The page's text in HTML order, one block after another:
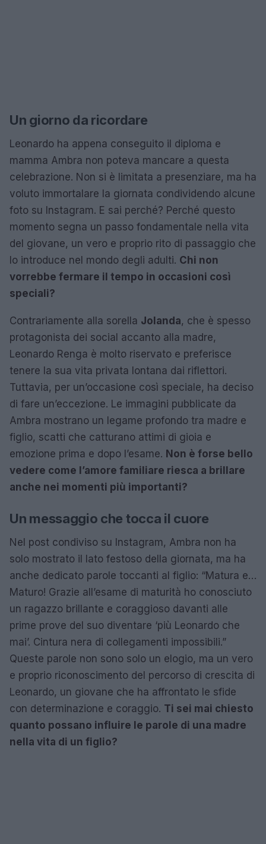
Un giorno da ricordare
Leonardo ha appena conseguito il diploma e
mamma Ambra non poteva mancare a questa
celebrazione. Non si è limitata a presenziare, ma ha
voluto immortalare la giornata condividendo alcune
foto su Instagram. E sai perché? Perché questo
momento segna un passo fondamentale nella vita
del giovane, un vero e proprio rito di passaggio che
lo introduce nel mondo degli adulti. Chi non
vorrebbe fermare il tempo in occasioni così
speciali?
Contrariamente alla sorella Jolanda, che è spesso
protagonista dei social accanto alla madre,
Leonardo Renga è molto riservato e preferisce
tenere la sua vita privata lontana dai riflettori.
Tuttavia, per un’occasione così speciale, ha deciso
di fare un’eccezione. Le immagini pubblicate da
Ambra mostrano un legame profondo tra madre e
figlio, scatti che catturano attimi di gioia e
emozione prima e dopo l’esame. Non è forse bello
vedere come l’amore familiare riesca a brillare
anche nei momenti più importanti?
Un messaggio che tocca il cuore
Nel post condiviso su Instagram, Ambra non ha
solo mostrato il lato festoso della giornata, ma ha
anche dedicato parole toccanti al figlio: “Matura e…
Maturo! Grazie all’esame di maturità ho conosciuto
un ragazzo brillante e coraggioso davanti alle
prime prove del suo diventare ‘più Leonardo che
mai’. Cintura nera di collegamenti impossibili.”
Queste parole non sono solo un elogio, ma un vero
e proprio riconoscimento del percorso di crescita di
Leonardo, un giovane che ha affrontato le sfide
con determinazione e coraggio. Ti sei mai chiesto
quanto possano influire le parole di una madre
nella vita di un figlio?